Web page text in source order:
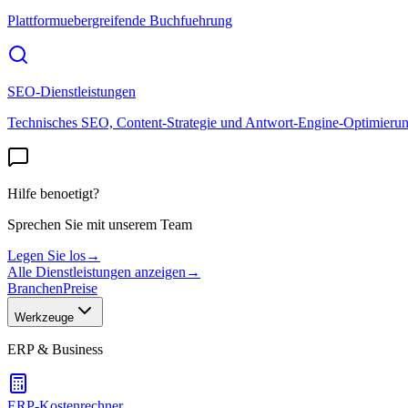
Plattformuebergreifende Buchfuehrung
SEO-Dienstleistungen
Technisches SEO, Content-Strategie und Antwort-Engine-
Hilfe benoetigt?
Sprechen Sie mit unserem Team
Legen Sie los→
Alle Dienstleistungen anzeigen →
BranchenPreise
Werkzeuge
ERP & Business